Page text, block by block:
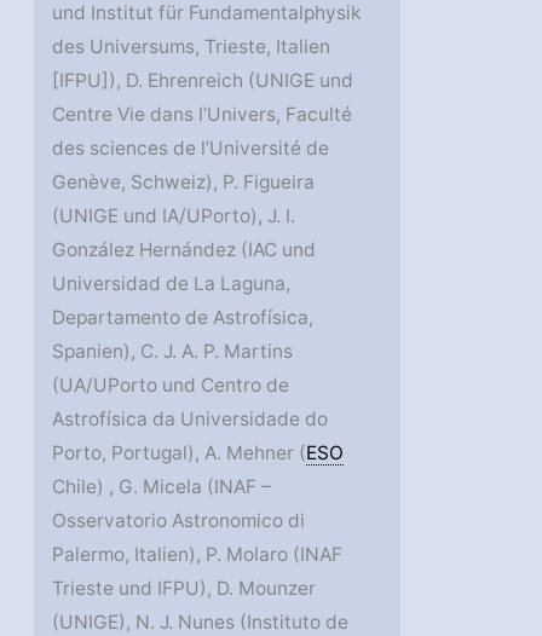
und Institut für Fundamentalphysik
des Universums, Trieste, Italien
[IFPU]), D. Ehrenreich (UNIGE und
Centre Vie dans l’Univers, Faculté
des sciences de l’Université de
Genève, Schweiz), P. Figueira
(UNIGE und IA/UPorto), J. I.
González Hernández (IAC und
Universidad de La Laguna,
Departamento de Astrofísica,
Spanien), C. J. A. P. Martins
(UA/UPorto und Centro de
Astrofísica da Universidade do
Porto, Portugal), A. Mehner (ESO
Chile) , G. Micela (INAF –
Osservatorio Astronomico di
Palermo, Italien), P. Molaro (INAF
Trieste und IFPU), D. Mounzer
(UNIGE), N. J. Nunes (Instituto de